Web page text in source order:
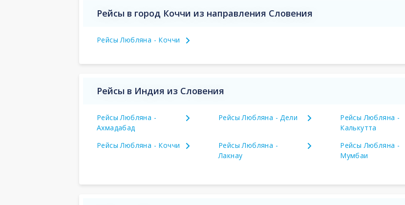
Рейсы в город Коччи из направления Словения
Рейсы Любляна - Коччи
Рейсы в Индия из Словения
Рейсы Любляна -
Ахмадабад
Рейсы Любляна - Дели
Рейсы Любляна -
Калькутта
Рейсы Любляна - Коччи
Рейсы Любляна -
Лакнау
Рейсы Любляна -
Мумбаи